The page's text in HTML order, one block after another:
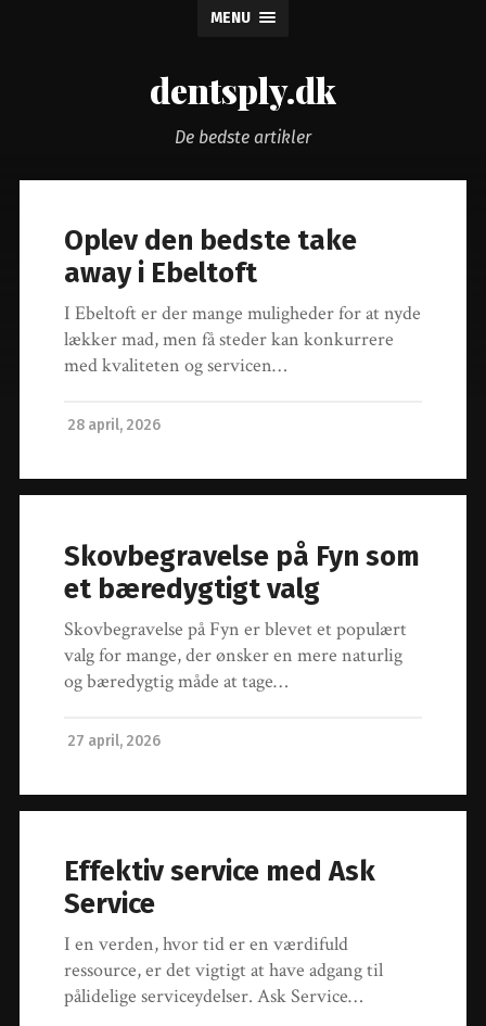
MENU
dentsply.dk
De bedste artikler
Oplev den bedste take
away i Ebeltoft
I Ebeltoft er der mange muligheder for at nyde
lækker mad, men få steder kan konkurrere
med kvaliteten og servicen…
28 april, 2026
Skovbegravelse på Fyn som
et bæredygtigt valg
Skovbegravelse på Fyn er blevet et populært
valg for mange, der ønsker en mere naturlig
og bæredygtig måde at tage…
27 april, 2026
Effektiv service med Ask
Service
I en verden, hvor tid er en værdifuld
ressource, er det vigtigt at have adgang til
pålidelige serviceydelser. Ask Service…